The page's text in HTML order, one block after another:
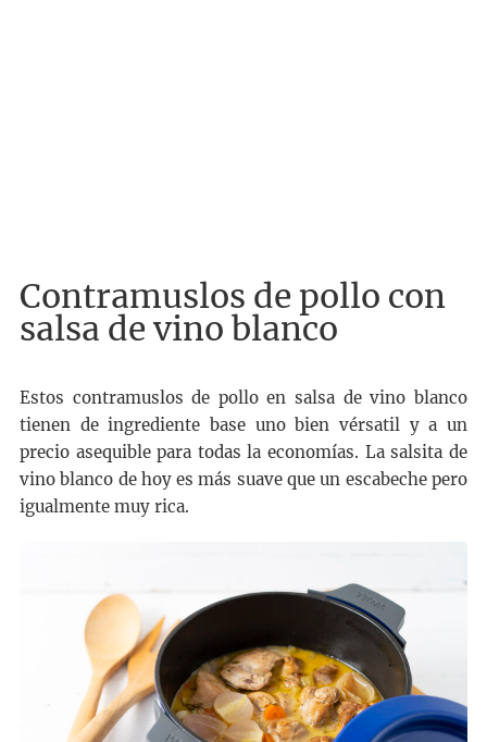
Contramuslos de pollo con
salsa de vino blanco
Estos contramuslos de pollo en salsa de vino blanco
tienen de ingrediente base uno bien vérsatil y a un
precio asequible para todas la economías. La salsita de
vino blanco de hoy es más suave que un escabeche pero
igualmente muy rica.